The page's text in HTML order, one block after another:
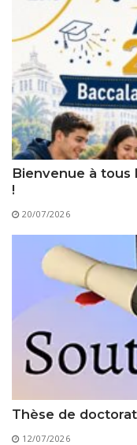
Bienvenue à tous
!
20/07/2026
Thèse de
12/07/2026